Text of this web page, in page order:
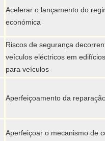
Acelerar o lançamento do
económica
Riscos de segurança
veículos eléctricos em
para veículos
Aperfeiçoamento da
Aperfeiçoar o mecanismo de